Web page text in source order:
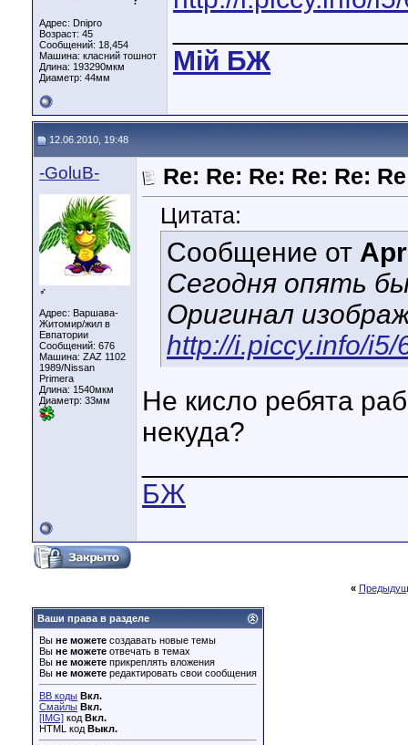
Адрес: Dnipro
Возраст: 45
Сообщений: 18,454
Машина: класний тошнот
Длина: 193290мкм
Диаметр: 44мм
Мiй БЖ
12.06.2010, 19:48
-GoluB-
♂
Адрес: Варшава-
Житомир/жил в
Евпатории
Сообщений: 676
Машина: ZAZ 1102
1989/Nissan
Primera
Длина: 1540мкм
Диаметр: 33мм
Re: Re: Re: Re: Re:
Цитата:
Сообщение от
Сегодня опять
Оригинал
http://i.piccy.info/
Не кисло ребята
некуда?
БЖ
«
Ваши права в разделе
Вы не можете создавать новые темы
Вы не можете отвечать в темах
Вы не можете прикреплять вложения
Вы не можете редактировать свои сообщения
BB коды Вкл.
Смайлы Вкл.
[IMG] код Вкл.
HTML код Выкл.